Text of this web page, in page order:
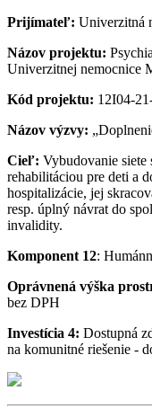
Prijímateľ: Univerzitná
Názov projektu:
Univerzitnej nemocnice
Kód projektu: 12I04-
Názov výzvy:
Cieľ: Vybudovanie siete
rehabilitáciou pre deti a
hospitalizácie, jej
resp. úplný návrat do
invalidity.
Komponent 12:
Oprávnená výška
bez DPH
Investícia 4: Dostupná
na komunitné riešenie -